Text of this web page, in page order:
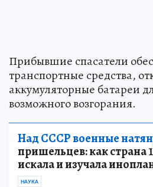
Прибывшие спасатели
транспортные средства,
аккумуляторные батареи
возможного возгорания.
Над СССР военные
пришельцев: как страна
искала и изучала
НАУКА